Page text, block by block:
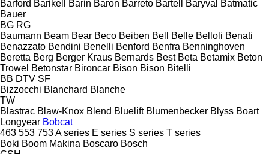
Barford Barikell Barin Baron Barreto Bartell Baryval
Batmatic
Bauer
BG RG
Baumann Beam Bear Beco Beiben Bell Belle Belloli Benati
Benazzato Bendini Benelli Benford Benfra Benninghoven
Beretta Berg Berger Kraus Bernards Best Beta Betamix Beton
Trowel Betonstar Bironcar Bison Bison Bitelli
BB DTV SF
Bizzocchi Blanchard Blanche
TW
Blastrac Blaw-Knox Blend Bluelift Blumenbecker Blyss Boart
Longyear Bobcat
463 553 753A series E series S series T series
Boki Boom Makina Boscaro Bosch